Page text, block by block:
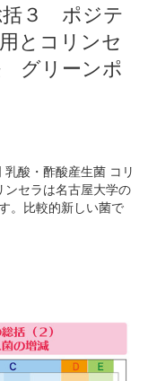
括３ ポジテ
とコリンセ
グリーンポ
酸・酢酸産生菌 コリ
ンセラは名古屋大学の
。比較的新しい菌で